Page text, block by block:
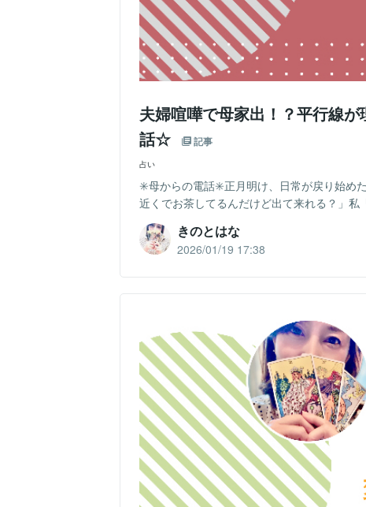
夫婦喧嘩で母家出！？平行線
話☆
記事
占い
✳️母からの電話✳️正月明け、日常が戻り始め
近くでお茶してるんだけど出て来れる？」
きのとはな
2026/01/19 17:38